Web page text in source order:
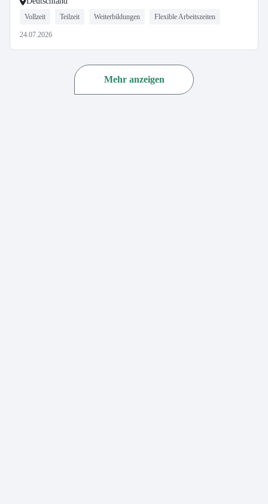
Vollzeit Teilzeit Weiterbildungen Flexible Arbeitszeiten
24.07.2026
Mehr anzeigen